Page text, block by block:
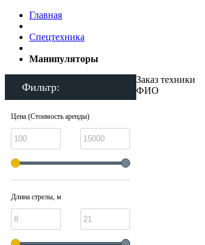
Главная
Спецтехника
Манипуляторы
Фильтр:
Цена (Стоимость аренды)
Длина стрелы, м
Заказ техники
ФИО